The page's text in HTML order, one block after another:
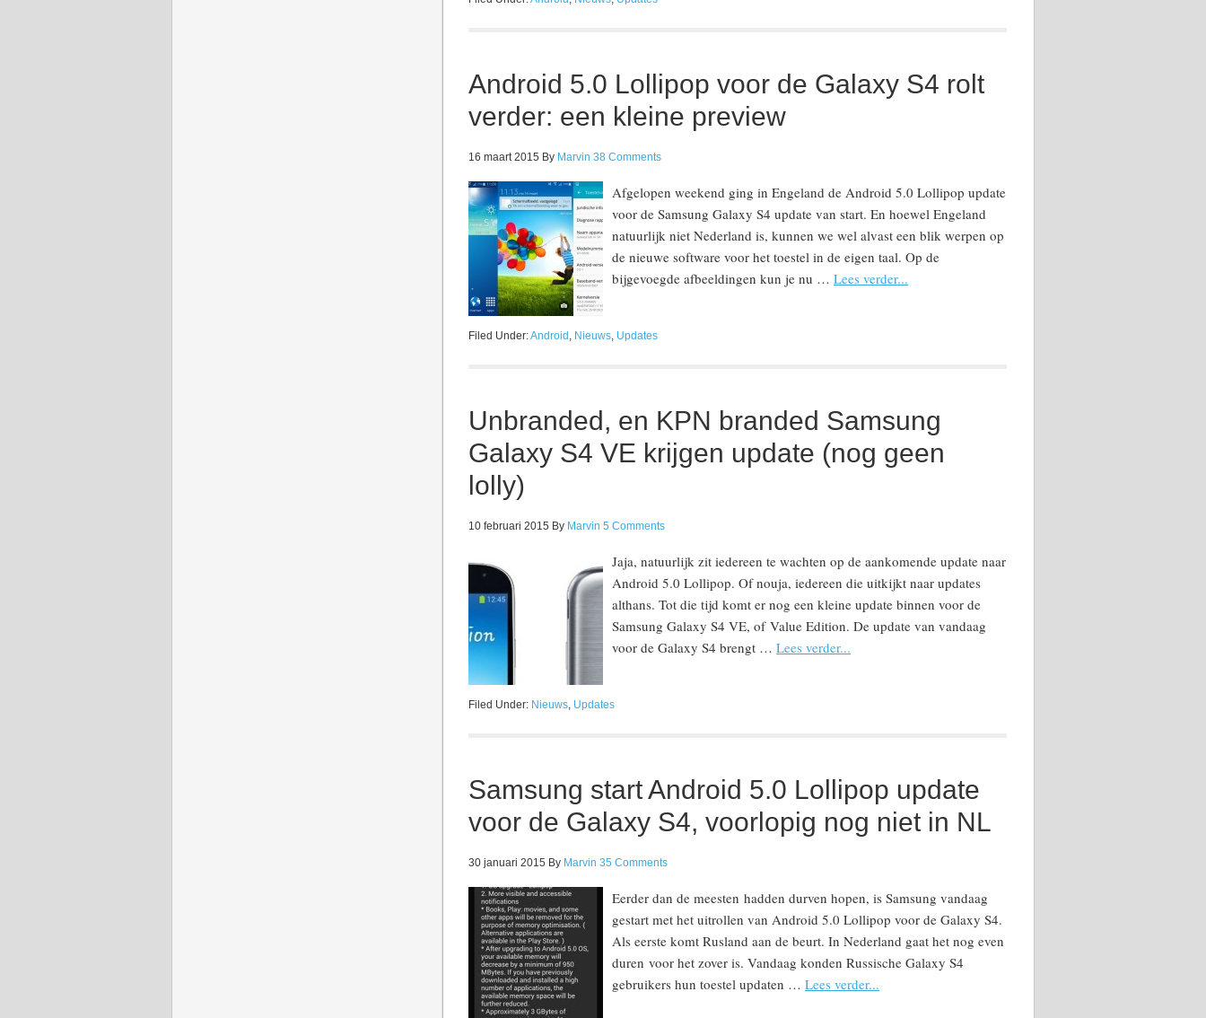
Android 5.0 Lollipop voor de Galaxy S4 rolt
verder: een kleine preview
16 maart 2015 By Marvin 38 Comments
Afgelopen weekend ging in Engeland de Android 5.0 Lollipop update
voor de Samsung Galaxy S4 update van start. En hoewel Engeland
natuurlijk niet Nederland is, kunnen we wel alvast een blik werpen op
de nieuwe software voor het toestel in de eigen taal. Op de
bijgevoegde afbeeldingen kun je nu … Lees verder...
Filed Under:Android , Nieuws, Updates
Unbranded, en KPN branded Samsung
Galaxy S4 VE krijgen update (nog geen
lolly)
10 februari 2015 By Marvin 5 Comments
Jaja, natuurlijk zit iedereen te wachten op de aankomende update naar
Android 5.0 Lollipop. Of nouja, iedereen die uitkijkt naar updates
althans. Tot die tijd komt er nog een kleine update binnen voor de
Samsung Galaxy S4 VE, of Value Edition. De update van vandaag
voor de Galaxy S4 brengt … Lees verder...
Filed Under: Nieuws, Updates
Samsung start Android 5.0 Lollipop update
voor de Galaxy S4, voorlopig nog niet in NL
30 januari 2015 By Marvin 35 Comments
Eerder dan de meesten hadden durven hopen, is Samsung vandaag
gestart met het uitrollen van Android 5.0 Lollipop voor de Galaxy S4.
Als eerste komt Rusland aan de beurt. In Nederland gaat het nog even
duren voor het zover is. Vandaag konden Russische Galaxy S4
gebruikers hun toestel updaten … Lees verder...